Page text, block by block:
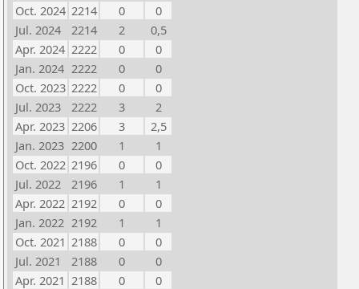
Oct. 2024 2214 0
0
Jul. 2024
2214 2
0,5
Apr. 2024 2222 0
0
Jan. 2024 2222 0
0
Oct. 2023 2222 0
0
Jul. 2023
2222 3
2
Apr. 2023 2206 3
2,5
Jan. 2023 2200 1
1
Oct. 2022 2196 0
0
Jul. 2022
2196 1
1
Apr. 2022 2192 0
0
Jan. 2022 2192 1
1
Oct. 2021 2188 0
0
Jul. 2021
2188 0
0
Apr. 2021 2188 0
0